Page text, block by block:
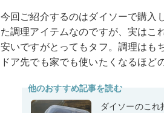
今回ご紹介するのはダイソーで購入
た調理アイテムなのですが、実はこ
安いですがとってもタフ。調理はも
ドア先でも家でも使いたくなるほど
他のおすすめ記事を読む
ダイソーのこ